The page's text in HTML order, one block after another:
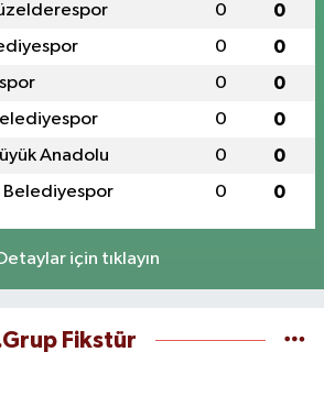
0 0
0 0
0 0
0 0
Anadolu 0 0
Belediyespor 0 0
için tıklayın
Fikstür